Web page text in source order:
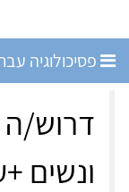
פסיכולוגיה
דרוש/ה
ונשים